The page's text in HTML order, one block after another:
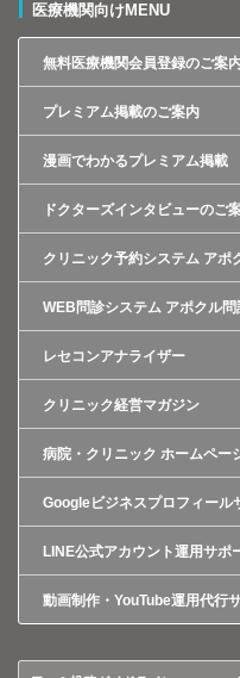
医療機関向けMENU
無料医療機関会員登録のご案
プレミアム掲載のご案内
漫画でわかるプレミアム掲載
ドクターズインタビューのご
クリニック予約システム アポ
WEB問診システム アポクル問
レセコンアナライザー
クリニック経営マガジン
病院・クリニック ホームペー
Googleビジネスプロフィール
LINE公式アカウント運用サポ
動画制作・YouTube運用代行